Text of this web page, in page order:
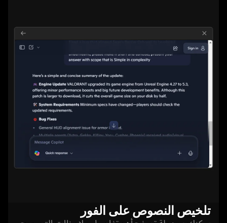
تلخيص النصوص على الفور